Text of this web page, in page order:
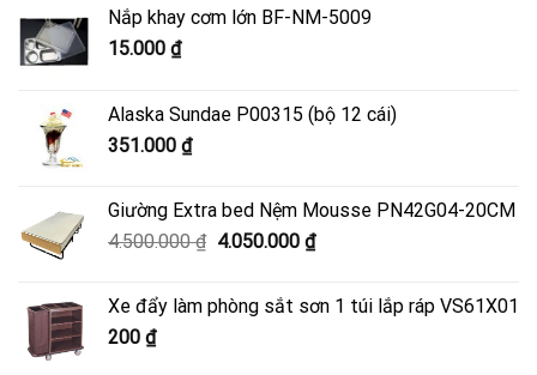
Nắp khay cơm lớn BF-NM-5009
15.000 ₫
Alaska Sundae P00315 (bộ 12 cái)
351.000 ₫
Giường Extra bed Nệm Mousse PN42G04-20CM
4.500.000₫ Giá
4.500.000 ₫.
4.050.000 ₫Giá
là:
Xe đẩy làm phòng sắt sơn 1 túi lắp ráp VS61X01
200 ₫